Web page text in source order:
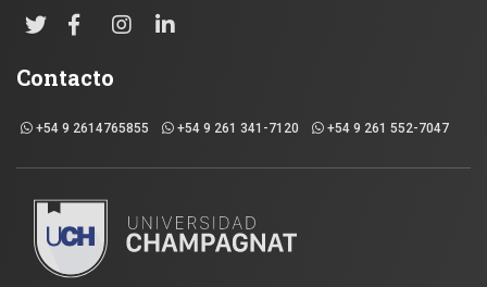
Contacto
+54 9 2614765855 +54 9 261 341-7120 +54 9 261 552-7047